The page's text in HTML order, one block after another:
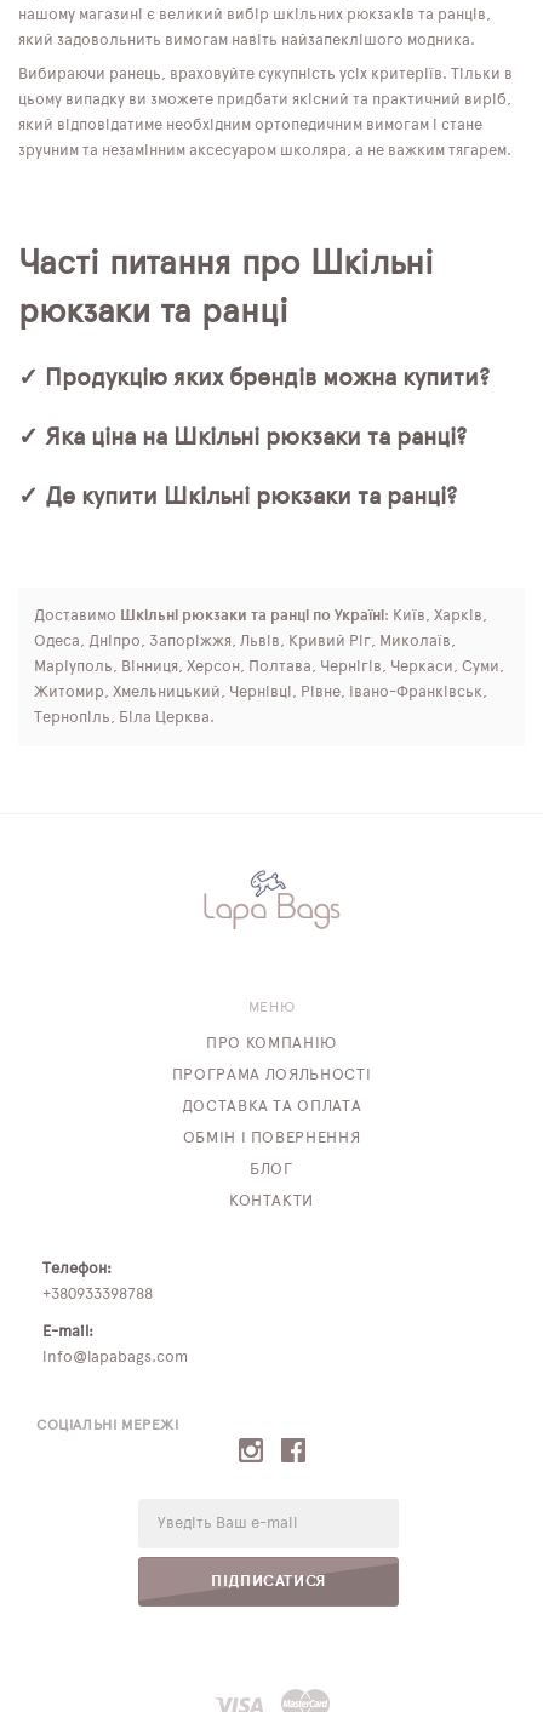
нашому магазині є великий вибір шкільних рюкзаків та ранців,
який задовольнить вимогам навіть найзапеклішого модника.
Вибираючи ранець, враховуйте сукупність усіх критеріїв. Тільки в
цьому випадку ви зможете придбати якісний та практичний виріб,
який відповідатиме необхідним ортопедичним вимогам і стане
зручним та незамінним аксесуаром школяра, а не важким тягарем.
Часті питання про Шкільні
рюкзаки та ранці
✓ Продукцію яких брендів можна купити?
✓ Яка ціна на Шкільні рюкзаки та ранці?
✓ Де купити Шкільні рюкзаки та ранці?
Доставимо Шкільні рюкзаки та ранці по Україні : Київ, Харків,
Одеса, Дніпро, Запоріжжя, Львів, Кривий Ріг, Миколаїв,
Маріуполь, Вінниця, Херсон, Полтава, Чернігів, Черкаси, Суми,
Житомир, Хмельницький, Чернівці, Рівне, Івано-Франківськ,
Тернопіль, Біла Церква.
СОЦІАЛЬНІ МЕРЕЖІ
ПІДПИСАТИСЯ
МЕНЮ
ПРО КОМПАНІЮ
ПРОГРАМА ЛОЯЛЬНОСТІ
ДОСТАВКА ТА ОПЛАТА
ОБМІН І ПОВЕРНЕННЯ
БЛОГ
КОНТАКТИ
Телефон:
+380933398788
E-mail:
info@lapabags.com